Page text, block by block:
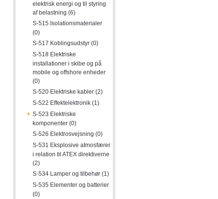
elektrisk energi og til styring
af belastning (6)
S-515 Isolationsmaterialer
(0)
S-517 Koblingsudstyr (0)
S-518 Elektriske
installationer i skibe og på
mobile og offshore enheder
(0)
S-520 Elektriske kabler (2)
S-522 Effektelektronik (1)
+ S-523 Elektriske
komponenter (0)
S-526 Elektrosvejsning (0)
S-531 Eksplosive atmosfærer
i relation til ATEX direktiverne
(2)
S-534 Lamper og tilbehør (1)
S-535 Elementer og batterier
(0)